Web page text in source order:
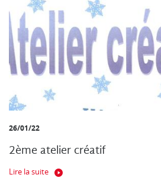
26/01/22
2ème atelier créatif
Lire la suite